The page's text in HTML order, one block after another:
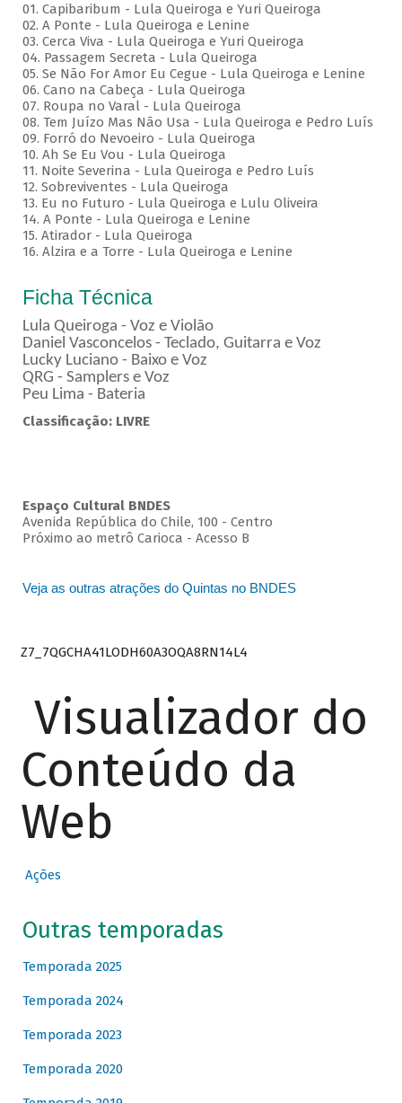
01. Capibaribum - Lula Queiroga e Yuri Queiroga
02. A Ponte - Lula Queiroga e Lenine
03. Cerca Viva - Lula Queiroga e Yuri Queiroga
04. Passagem Secreta - Lula Queiroga
05. Se Não For Amor Eu Cegue - Lula Queiroga e Lenine
06. Cano na Cabeça - Lula Queiroga
07. Roupa no Varal - Lula Queiroga
08. Tem Juízo Mas Não Usa - Lula Queiroga e Pedro Luís
09. Forró do Nevoeiro - Lula Queiroga
10. Ah Se Eu Vou - Lula Queiroga
11. Noite Severina - Lula Queiroga e Pedro Luís
12. Sobreviventes - Lula Queiroga
13. Eu no Futuro - Lula Queiroga e Lulu Oliveira
14. A Ponte - Lula Queiroga e Lenine
15. Atirador - Lula Queiroga
16. Alzira e a Torre - Lula Queiroga e Lenine
Ficha Técnica
Lula Queiroga - Voz e Violão
Daniel Vasconcelos - Teclado, Guitarra e Voz
Lucky Luciano - Baixo e Voz
QRG - Samplers e Voz
Peu Lima - Bateria
Classificação: LIVRE
Espaço Cultural BNDES
Avenida República do Chile, 100 - Centro
Próximo ao metrô Carioca - Acesso B
Veja as outras atrações do Quintas no BNDES
Z7_7QGCHA41LODH60A3OQA8RN14L4
Visualizador do
Conteúdo da
Web
Ações
Outras temporadas
Temporada 2025
Temporada 2024
Temporada 2023
Temporada 2020